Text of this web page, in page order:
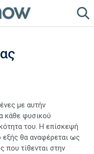
με αυτήν
κάθε φυσικού
του. Η επίσκεψή
θα αναφέρεται ως
που τίθενται στην